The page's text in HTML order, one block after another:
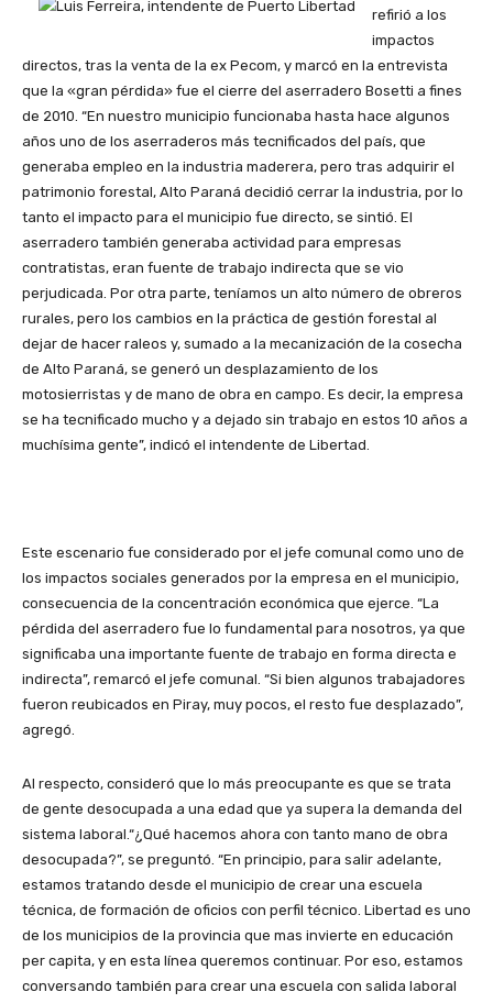
refirió a los
impactos
directos, tras la venta de la ex Pecom, y marcó en la entrevista
que la «gran pérdida» fue el cierre del aserradero Bosetti a fines
de 2010. “En nuestro municipio funcionaba hasta hace algunos
años uno de los aserraderos más tecnificados del país, que
generaba empleo en la industria maderera, pero tras adquirir el
patrimonio forestal, Alto Paraná decidió cerrar la industria, por lo
tanto el impacto para el municipio fue directo, se sintió. El
aserradero también generaba actividad para empresas
contratistas, eran fuente de trabajo indirecta que se vio
perjudicada. Por otra parte, teníamos un alto número de obreros
rurales, pero los cambios en la práctica de gestión forestal al
dejar de hacer raleos y, sumado a la mecanización de la cosecha
de Alto Paraná, se generó un desplazamiento de los
motosierristas y de mano de obra en campo. Es decir, la empresa
se ha tecnificado mucho y a dejado sin trabajo en estos 10 años a
muchísima gente”, indicó el intendente de Libertad.
Este escenario fue considerado por el jefe comunal como uno de
los impactos sociales generados por la empresa en el municipio,
consecuencia de la concentración económica que ejerce. “La
pérdida del aserradero fue lo fundamental para nosotros, ya que
significaba una importante fuente de trabajo en forma directa e
indirecta”, remarcó el jefe comunal. “Si bien algunos trabajadores
fueron reubicados en Piray, muy pocos, el resto fue desplazado”,
agregó.
Al respecto, consideró que lo más preocupante es que se trata
de gente desocupada a una edad que ya supera la demanda del
sistema laboral.“¿Qué hacemos ahora con tanto mano de obra
desocupada?”, se preguntó. “En principio, para salir adelante,
estamos tratando desde el municipio de crear una escuela
técnica, de formación de oficios con perfil técnico. Libertad es uno
de los municipios de la provincia que mas invierte en educación
per capita, y en esta línea queremos continuar. Por eso, estamos
conversando también para crear una escuela con salida laboral